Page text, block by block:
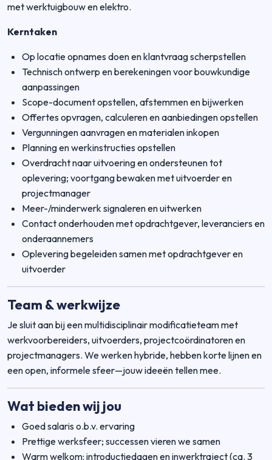
met werktuigbouw en elektro.
Kerntaken
Op locatie opnames doen en klantvraag scherpstellen
Technisch ontwerp en berekeningen voor bouwkundige
aanpassingen
Scope-document opstellen, afstemmen en bijwerken
Offertes opvragen, calculeren en aanbiedingen opstellen
Vergunningen aanvragen en materialen inkopen
Planning en werkinstructies opstellen
Overdracht naar uitvoering en ondersteunen tot
oplevering; voortgang bewaken met uitvoerder en
projectmanager
Meer-/minderwerk signaleren en uitwerken
Contact onderhouden met opdrachtgever, leveranciers en
onderaannemers
Oplevering begeleiden samen met opdrachtgever en
uitvoerder
Team & werkwijze
Je sluit aan bij een multidisciplinair modificatieteam met
werkvoorbereiders, uitvoerders, projectcoördinatoren en
projectmanagers. We werken hybride, hebben korte lijnen en
een open, informele sfeer—jouw ideeën tellen mee.
Wat bieden wij jou
Goed salaris o.b.v. ervaring
Prettige werksfeer; successen vieren we samen
Warm welkom: introductiedagen en inwerktraject (ca. 3